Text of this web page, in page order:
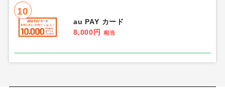
10
au PAY カード
8,000円
相当